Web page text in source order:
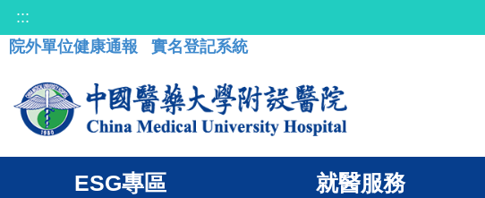
:::
院外單位健康通報
實名登記系統
ESG專區 就醫服務